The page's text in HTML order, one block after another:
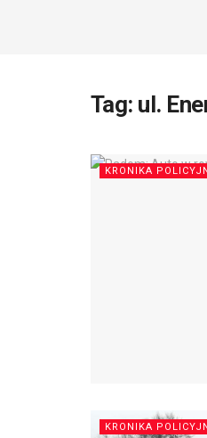
Tag: ul.
KRONIKA
KRONIKA